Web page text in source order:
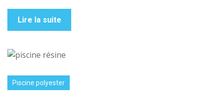
Lire la suite
Piscine polyester